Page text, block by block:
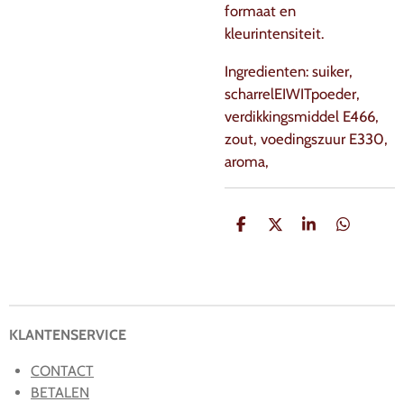
formaat en
kleurintensiteit.
Ingredienten: suiker,
scharrelEIWITpoeder,
verdikkingsmiddel E466,
zout, voedingszuur E330,
aroma,
D
D
S
D
KLANTENSERVICE
CONTACT
BETALEN